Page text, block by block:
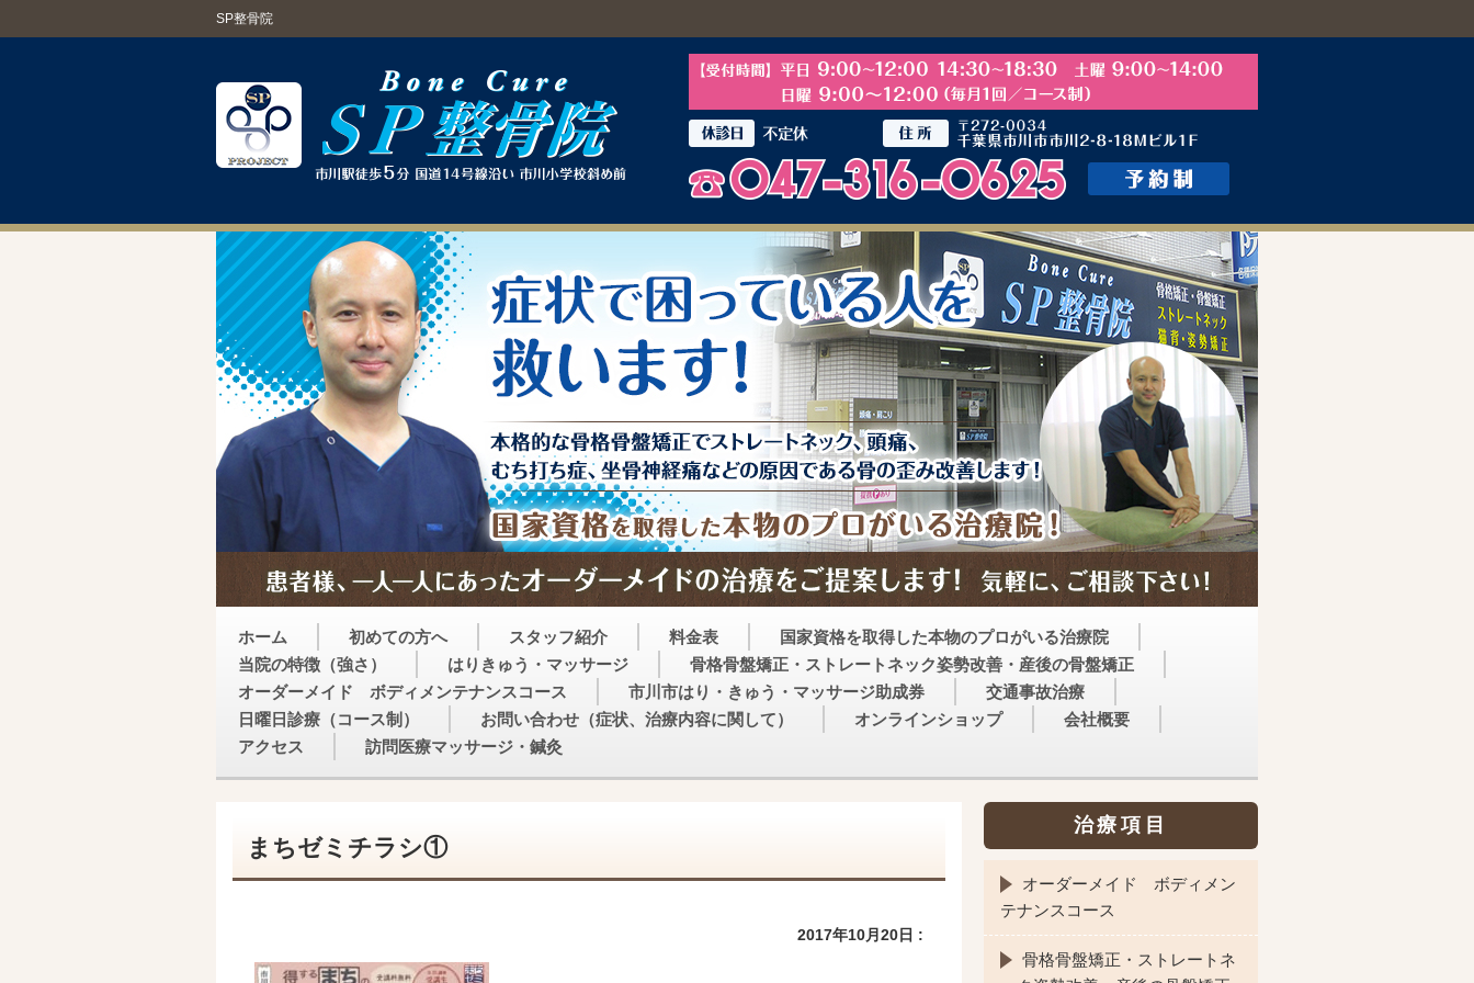
SP整骨院
ホーム 初めての方へ スタッフ紹介 料金表
国家資格を取得した本物のプロがいる治療院
当院の特徴（強さ）
はりきゅう・マッサージ
骨格骨盤矯正・ストレートネック姿勢改善・産後の骨盤矯正
オーダーメイド ボディメンテナンスコース
市川市はり・きゅう・マッサージ助成券
交通事故治療
日曜日診療（コース制）
お問い合わせ（症状、治療内容に関して） オンラインショップ
会社概要
アクセス
訪問医療マッサージ・鍼灸
まちゼミチラシ①
2017年10月20日 :
治療項目
オーダーメイド ボディメン
テナンスコース
骨格骨盤矯正・ストレートネ